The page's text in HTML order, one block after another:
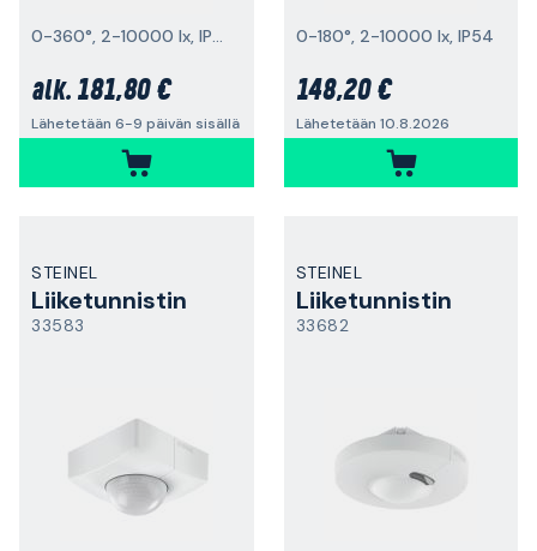
0-360°, 2-10000 lx, IP54
alk. 181,80 €
Lähetetään 6-9 päivän sisällä
0-180°, 2-10000 lx, IP54
148,20 €
Lähetetään 10.8.2026
STEINEL
Liiketunnistin
33583
STEINEL
Liiketunnistin
33682